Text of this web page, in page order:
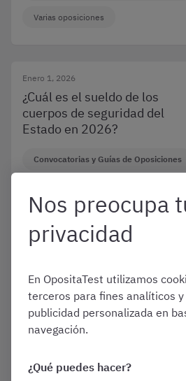
Varias oposiciones
Enero 1, 2026
¿Cuál es el sueldo de los
cuerpos de seguridad del
Estado en 2026?
Convocatorias y Guías de Oposiciones
Enero 1, 2026
en las oposiciones de Policía
Local en 2026 y cómo
prepararlos?
Varias oposiciones
Nos preocupa
privacidad
En OpositaTest utilizamos
terceros para fines analíticos
publicidad personalizada en
navegación.
¿Qué puedes hacer?